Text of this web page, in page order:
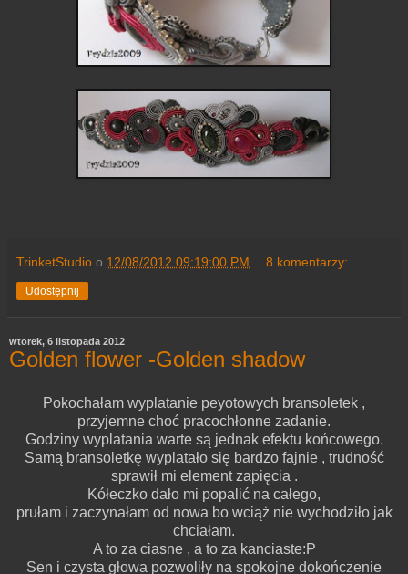
TrinketStudio o 12/08/2012 09:19:00 PM 8 komentarzy:
Udostępnij
wtorek, 6 listopada 2012
Golden flower -Golden shadow
Pokochałam wyplatanie peyotowych bransoletek ,
przyjemne choć pracochłonne zadanie.
Godziny wyplatania warte są jednak efektu końcowego.
Samą bransoletkę wyplatało się bardzo fajnie , trudność
sprawił mi element zapięcia .
Kółeczko dało mi popalić na całego,
prułam i zaczynałam od nowa bo wciąż nie wychodziło jak
chciałam.
A to za ciasne , a to za kanciaste:P
Sen i czysta głowa pozwoliły na spokojne dokończenie